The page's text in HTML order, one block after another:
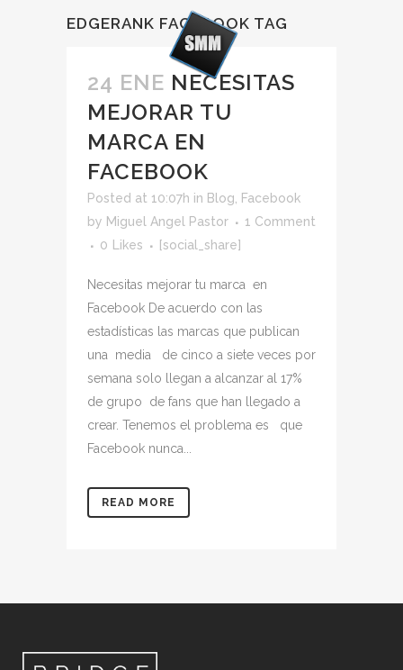
EDGERANK FACEBOOK TAG
24 ENE NECESITAS
MEJORAR TU
MARCA EN
FACEBOOK
Posted at 10:07h in Blog
Facebook
by Miguel Angel Pastor
1 Comment
0
Likes [social_share]
Necesitas mejorar tu marca en
Facebook De acuerdo con las
estadísticas las marcas que publican
una media de cinco a siete veces por
semana solo llegan a alcanzar al 17%
de grupo de fans que han llegado a
crear. Tenemos el problema es que
Facebook nunca...
READ MORE